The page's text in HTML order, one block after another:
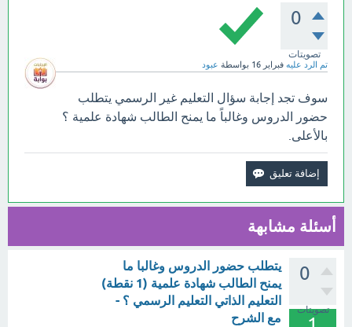
0
تصويتات
تم الرد عليه فبراير 16 بواسطة عبود
سوف تجد إجابة سؤال التعليم غير الرسمي يتطلب
حضور الدروس وغالباً ما يمنح الطالب شهادة علمية ؟
بالأعلى.
أسئلة مشابهة
0
تصويتات
يتطلب حضور الدروس وغالبا ما
يمنح الطالب شهادة علمية (1 نقطة)
التعليم الذاتي التعليم الرسمي ؟ -
مع الشرح